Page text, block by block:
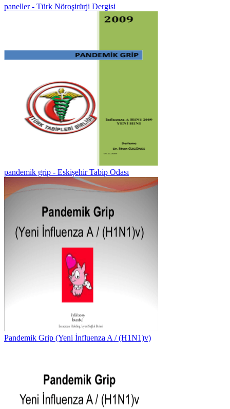
paneller - Türk Nöroşirürji Dergisi
pandemik grip - Eskişehir Tabip Odası
Pandemik Grip (Yeni İnfluenza A / (H1N1)v)